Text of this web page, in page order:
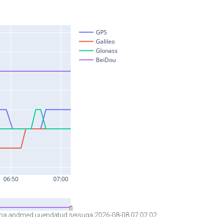
andmed uuendatud seisuga 2026-08-08 07:02:02